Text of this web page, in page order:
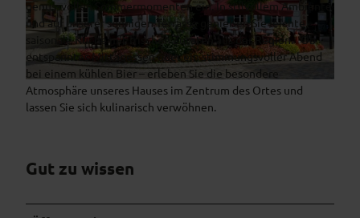
© Josef Hexmann
© KI-optimiert © KI-optimiert
genussvollen Sommermomenten ein. In stilvollem Ambiente
und auf unserer sonnigen Terrasse genießen Sie leichte,
saisonale Küche mit frischen Zutaten aus der Region. Ob
entspanntes Mittagessen oder ein stimmungsvoller Abend
bei einem kühlen Bier – erleben Sie die besondere
Atmosphäre unseres Hauses im Zentrum des Ortes und
lassen Sie sich kulinarisch verwöhnen.
Gut zu wissen